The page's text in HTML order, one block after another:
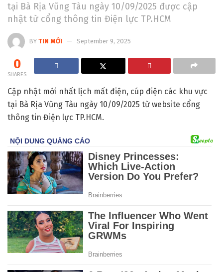
tại Bà Rịa Vũng Tàu ngày 10/09/2025 được cập
nhật từ cổng thông tin Điện lực TP.HCM
BY TIN MỚI September 9, 2025
0
SHARES
Cập nhật mới nhất lịch mất điện, cúp điện các khu vực
tại Bà Rịa Vũng Tàu ngày 10/09/2025 từ website cổng
thông tin Điện lực TP.HCM.